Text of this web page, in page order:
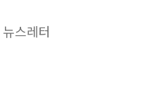
뉴스레터